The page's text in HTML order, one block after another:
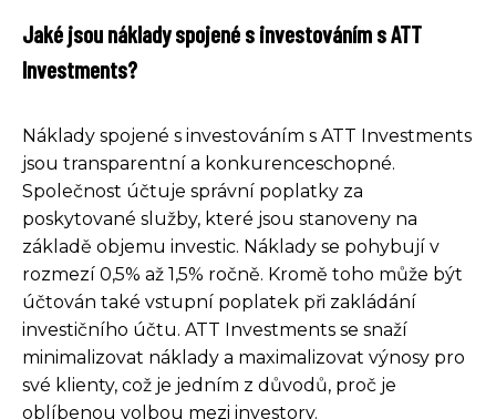
Jaké jsou náklady spojené s investováním s ATT
Investments?
Náklady spojené s investováním s ATT Investments
jsou transparentní a konkurenceschopné.
Společnost účtuje správní poplatky za
poskytované služby, které jsou stanoveny na
základě objemu investic. Náklady se pohybují v
rozmezí 0,5% až 1,5% ročně. Kromě toho může být
účtován také vstupní poplatek při zakládání
investičního účtu. ATT Investments se snaží
minimalizovat náklady a maximalizovat výnosy pro
své klienty, což je jedním z důvodů, proč je
oblíbenou volbou mezi investory.